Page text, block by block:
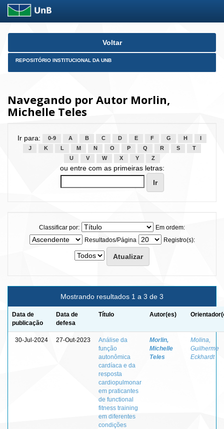
Skip
Voltar
REPOSITÓRIO INSTITUCIONAL DA UNB
Navegando por Autor Morlin,
Michelle Teles
Ir para: 0-9 A B C D E F G H
J
K L M N O P Q R S
T
U
V W X Y Z
ou entre com as primeiras letras:
Classificar por:
Em ordem:
Resultados/Página
Registro(s):
Mostrando resultados 1 a 3 de 3
Data de
publicação
Data de
defesa
Título Autor(es)
30-Jul-2024 27-Out-2023
Análise da
função
autonômica
cardíaca e da
resposta
cardiopulmonar
em praticantes
de functional
fitness training
em diferentes
condições
Morlin,
Michelle
Teles
Molina,
Guilherme
Eckhardt